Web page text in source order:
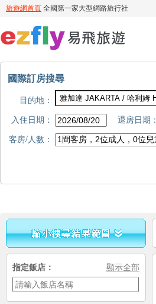
國際訂房搜尋
目的地：
入住日期：
退房日期：
客房/人數：
指定飯店： 顯示全部